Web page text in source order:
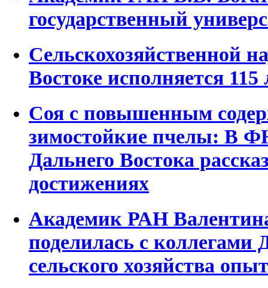
государственный
Сельскохозяйственной
Востоке исполняется 115
Соя с повышенным
зимостойкие пчелы: В
Дальнего Востока
достижениях
Академик РАН
поделилась с
сельского хозяйства